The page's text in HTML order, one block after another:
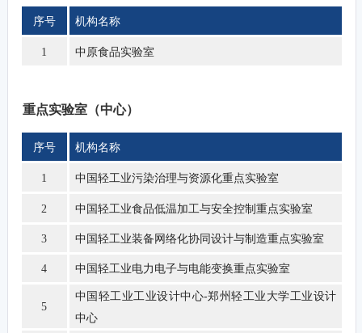
序号 机构名称
1 中原食品实验室
重点实验室（中心）
序号 机构名称
1 中国轻工业污染治理与资源化重点实验室
2 中国轻工业食品低温加工与安全控制重点实验室
3 中国轻工业装备网络化协同设计与制造重点实验室
4 中国轻工业电力电子与电能变换重点实验室
5
中国轻工业工业设计中心-郑州轻工业大学工业设计
中心